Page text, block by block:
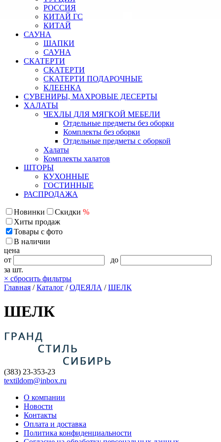
РОССИЯ
КИТАЙ ГС
КИТАЙ
САУНА
ШАПКИ
САУНА
СКАТЕРТИ
СКАТЕРТИ
СКАТЕРТИ ПОДАРОЧНЫЕ
КЛЕЕНКА
СУВЕНИРЫ, МАХРОВЫЕ ДЕСЕРТЫ
ХАЛАТЫ
ЧЕХЛЫ ДЛЯ МЯГКОЙ МЕБЕЛИ
Отдельные предметы без оборки
Комплекты без оборки
Отдельные предметы с оборкой
Халаты
Комплекты халатов
ШТОРЫ
КУХОННЫЕ
ГОСТИННЫЕ
РАСПРОДАЖА
Новинки Скидки %
Хиты продаж
Товары с фото
В наличии
цена
от
до
за шт.
× сбросить фильтры
Главная /Каталог /ОДЕЯЛА /ШЕЛК
ШЕЛК
(383) 23-353-23
textildom@inbox.ru
О компании
Новости
Контакты
Оплата и доставка
Политика конфиденциальности